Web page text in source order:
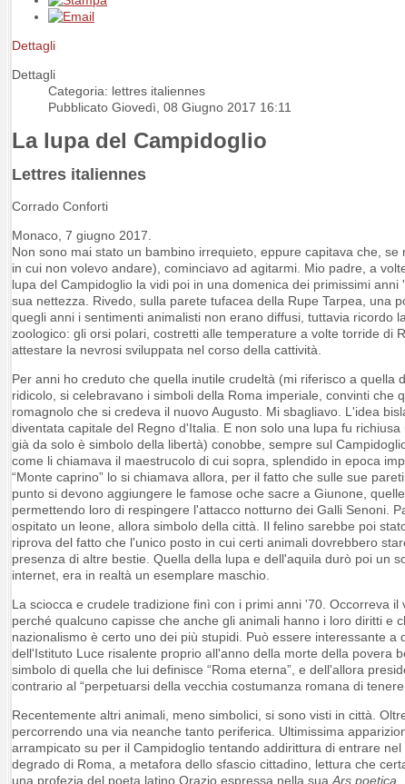
Dettagli
Dettagli
Categoria: lettres italiennes
Pubblicato Giovedì, 08 Giugno 2017 16:11
La lupa del Campidoglio
Lettres italiennes
Corrado Conforti
Monaco, 7 giugno 2017.
Non sono mai stato un bambino irrequieto, eppure capitava che,
in cui non volevo andare), cominciavo ad agitarmi. Mio padre, a
lupa del Campidoglio la vidi poi in una domenica dei primissimi
sua nettezza. Rivedo, sulla parete tufacea della Rupe Tarpea, una
quegli anni i sentimenti animalisti non erano diffusi, tuttavia ricordo
zoologico: gli orsi polari, costretti alle temperature a volte torride di
attestare la nevrosi sviluppata nel corso della cattività.
Per anni ho creduto che quella inutile crudeltà (mi riferisco a
ridicolo, si celebravano i simboli della Roma imperiale, convinti
romagnolo che si credeva il nuovo Augusto. Mi sbagliavo. L'idea
diventata capitale del Regno d'Italia. E non solo una lupa fu
già da solo è simbolo della libertà) conobbe, sempre sul
come li chiamava il maestrucolo di cui sopra, splendido in epoca
“Monte caprino” lo si chiamava allora, per il fatto che sulle sue
punto si devono aggiungere le famose oche sacre a Giunone,
permettendo loro di respingere l'attacco notturno dei Galli Senoni.
ospitato un leone, allora simbolo della città. Il felino sarebbe poi
riprova del fatto che l'unico posto in cui certi animali dovrebbero
presenza di altre bestie. Quella della lupa e dell'aquila durò poi un
internet, era in realtà un esemplare maschio.
La sciocca e crudele tradizione finì con i primi anni '70. Occorreva
perché qualcuno capisse che anche gli animali hanno i loro diritti e
nazionalismo è certo uno dei più stupidi. Può essere interessante
dell'Istituto Luce risalente proprio all'anno della morte della povera
simbolo di quella che lui definisce “Roma eterna”, e dell'allora
contrario al “perpetuarsi della vecchia costumanza romana di
Recentemente altri animali, meno simbolici, si sono visti in città.
percorrendo una via neanche tanto periferica. Ultimissima
arrampicato su per il Campidoglio tentando addirittura di entrare
degrado di Roma, a metafora dello sfascio cittadino, lettura che
una profezia del poeta latino Orazio espressa nella sua Ars poetica